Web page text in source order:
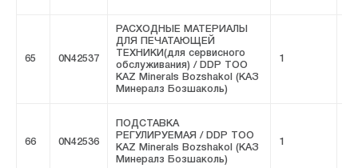
65 0N42537
РАСХОДНЫЕ МАТЕРИАЛЫ
ДЛЯ ПЕЧАТАЮЩЕЙ
ТЕХНИКИ(для сервисного
обслуживания) / DDP ТОО
KAZ Minerals Bozshakol (КАЗ
Минералз Бозшаколь)
1
66 0N42536
ПОДСТАВКА
РЕГУЛИРУЕМАЯ / DDP ТОО
KAZ Minerals Bozshakol (КАЗ
Минералз Бозшаколь)
1